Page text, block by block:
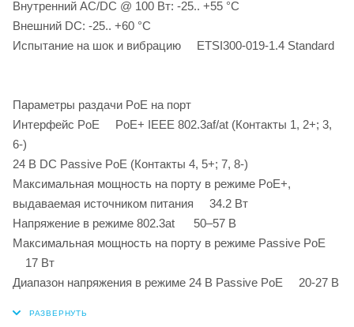
Внутренний AC/DC @ 100 Вт: -25.. +55 °C
Внешний DC: -25.. +60 °С
Испытание на шок и вибрацию ETSI300-019-1.4 Standard
Параметры раздачи PoE на порт
Интерфейс PoE PoE+ IEEE 802.3af/at (Контакты 1, 2+; 3,
6-)
24 В DC Passive PoE (Контакты 4, 5+; 7, 8-)
Максимальная мощность на порту в режиме PoE+,
выдаваемая источником питания 34.2 Вт
Напряжение в режиме 802.3at 50–57 В
Максимальная мощность на порту в режиме Passive PoE
17 Вт
Диапазон напряжения в режиме 24 В Passive PoE 20-27 В